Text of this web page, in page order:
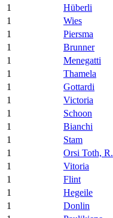
1
Hüberli
1
Wies
1
Piersma
1
Brunner
1
Menegatti
1
Thamela
1
Gottardi
1
Victoria
1
Schoon
1
Bianchi
1
Stam
1
Orsi Toth, R.
1
Vitoria
1
Flint
1
Hegeile
1
Donlin